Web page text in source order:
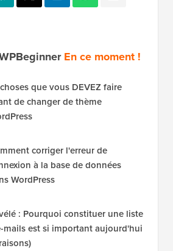
En ce moment !
que vous DEVEZ faire
de changer de thème
corriger l'erreur de
à la base de données
WordPress
: Pourquoi constituer une liste
mails est si important aujourd'hui